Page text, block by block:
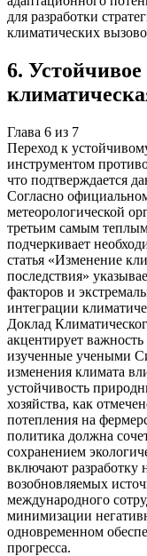
для разработки
климатических
6. Устойчивое
Глава 6 из 7
Переход к
инструментом
что подтверждается
Согласно
метеорологической
третьим самым
подчеркивает
статья «Изменение
последствия»
факторов и
интеграции
Доклад
акцентирует
изученные учеными
изменения климата
устойчивость
хозяйства, как
потепления на
политика должна
сохранением
включают разработку
возобновляемых
международного
минимизации
одновременном
прогресса.